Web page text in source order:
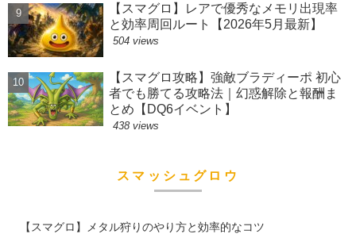
【スマグロ】レアで優秀なメモリ出現率
と効率周回ルート【2026年5月最新】
504 views
【スマグロ攻略】強敵ブラディーポ 初心
者でも勝てる攻略法｜幻惑解除と報酬ま
とめ【DQ6イベント】
438 views
スマッシュグロウ
【スマグロ】メタル狩りのやり方と効率的なコツ